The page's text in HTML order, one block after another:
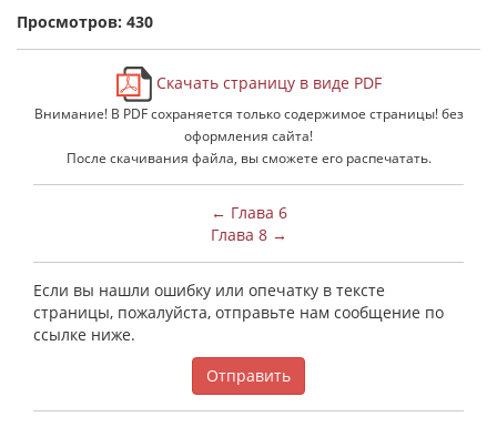
Просмотров: 430
Скачать страницу в виде PDF
Внимание! В PDF сохраняется только содержимое страницы! без
оформления сайта!
После скачивания файла, вы сможете его распечатать.
← Глава 6
Глава 8 →
Если вы нашли ошибку или опечатку в тексте
страницы, пожалуйста, отправьте нам сообщение по
ссылке ниже.
Отправить